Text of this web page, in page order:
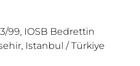
99, IOSB Bedrettin
Istanbul / Türkiye